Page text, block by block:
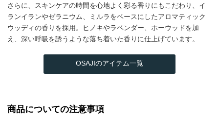
さらに、スキンケアの時間を心地よく彩る香りにもこだわり、イ
ランイランやゼラニウム、ミルラをベースにしたアロマティック
ウッディの香りを採用。ヒノキやラベンダー、ホーウッドを加
え、深い呼吸を誘うような落ち着いた香りに仕上げています。
OSAJIのアイテム一覧
商品についての注意事項